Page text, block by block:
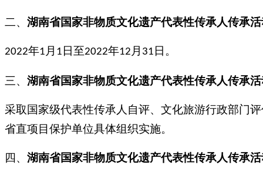
二、 湖南省国家非物质文化遗产代表性传承人传承
2022年1 月 1 日至2022年12 月 31 日。
三、 湖南省国家非物质文化遗产代表性传承人传承
采取国家级代表性传承人自评、文化旅游行政部门
省直项目保护单位具体组织实施。
四、 湖南省国家非物质文化遗产代表性传承人传承